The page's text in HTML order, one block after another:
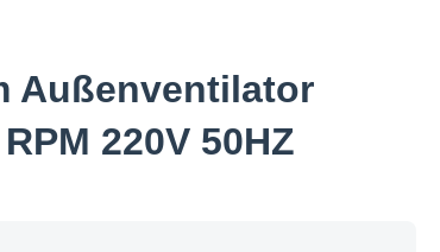
Außenventilator
220V 50HZ